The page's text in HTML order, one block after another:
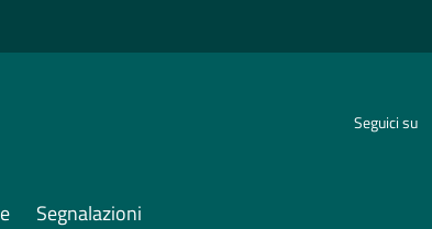
Seguici su
Segnalazioni